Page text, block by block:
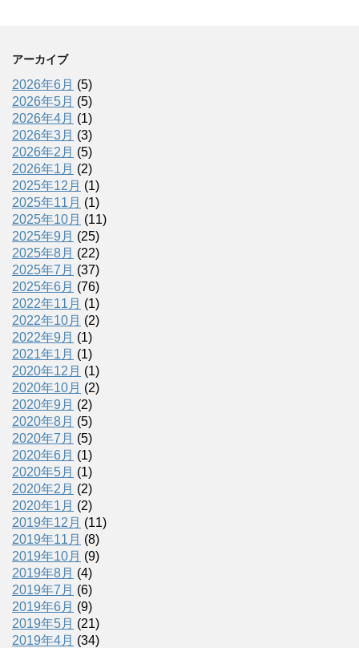
アーカイブ
2026年6月 (5)
2026年5月 (5)
2026年4月 (1)
2026年3月 (3)
2026年2月 (5)
2026年1月 (2)
2025年12月 (1)
2025年11月 (1)
2025年10月 (11)
2025年9月 (25)
2025年8月 (22)
2025年7月 (37)
2025年6月 (76)
2022年11月 (1)
2022年10月 (2)
2022年9月 (1)
2021年1月 (1)
2020年12月 (1)
2020年10月 (2)
2020年9月 (2)
2020年8月 (5)
2020年7月 (5)
2020年6月 (1)
2020年5月 (1)
2020年2月 (2)
2020年1月 (2)
2019年12月 (11)
2019年11月 (8)
2019年10月 (9)
2019年8月 (4)
2019年7月 (6)
2019年6月 (9)
2019年5月 (21)
2019年4月 (34)